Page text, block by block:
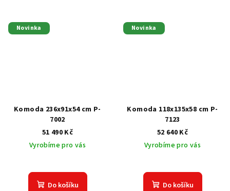
Novinka
Komoda 236x91x54 cm P-
7002
51 490 Kč
Vyrobíme pro vás
Do košíku
Novinka
Komoda 118x135x58 cm P-
7123
52 640 Kč
Vyrobíme pro vás
Do košíku